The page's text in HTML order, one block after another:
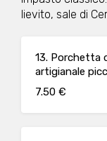
lievito, sale di
13. Porchetta
artigianale
7.50 €